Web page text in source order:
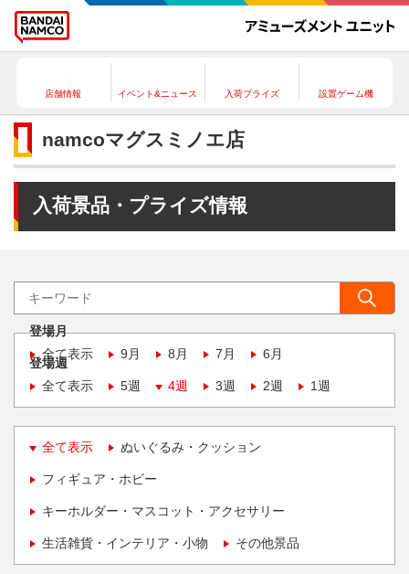
店舗情報 イベント&ニュース 入荷プライズ 設置ゲーム機
namcoマグスミノエ店
入荷景品・プライズ情報
登場月
全て表示
9月 8月 7月 6月
登場週
全て表示
5週 4週 3週 2週 1週
全て表示 ぬいぐるみ・クッション
フィギュア・ホビー
キーホルダー・マスコット・アクセサリー
生活雑貨・インテリア・小物 その他景品